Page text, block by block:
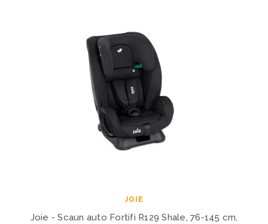
JOIE
Joie - Scaun auto Fortifi R129 Shale, 76-145 cm,